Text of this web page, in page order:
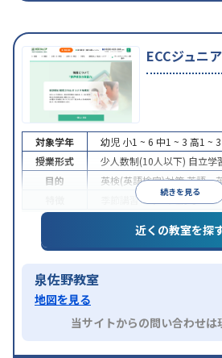
ECCジュニア
続きを見る
対象学年 幼児 小1 ~ 6 中1 ~ 3 高1 ~ 3
授業形式
少人数制(10人以下) 自立学
目的
英検(英語検定)対策英語・
季節講習のみの受講可
近くの教室を探
泉佐野教室
地図を見る
当サイトからの問い合わせは